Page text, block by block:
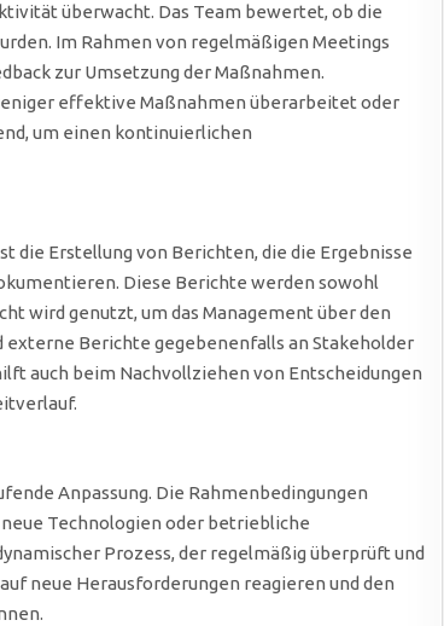
überwacht. Das Team bewertet, ob die
Im Rahmen von regelmäßigen Meetings
zur Umsetzung der Maßnahmen.
effektive Maßnahmen überarbeitet oder
um einen kontinuierlichen
Erstellung von Berichten, die die Ergebnisse
Diese Berichte werden sowohl
wird genutzt, um das Management über den
Berichte gegebenenfalls an Stakeholder
auch beim Nachvollziehen von Entscheidungen
Anpassung. Die Rahmenbedingungen
Technologien oder betriebliche
Prozess, der regelmäßig überprüft und
neue Herausforderungen reagieren und den